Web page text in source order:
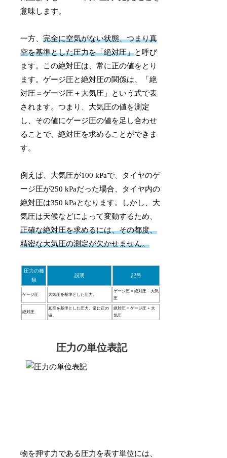
意味します。
一方、完全に空気がない状態、つまり真
空を基準とした圧力を「絶対圧」と呼び
ます。この絶対圧は、常に正の値をとり
ます。ゲージ圧と絶対圧の関係は、「絶
対圧＝ゲージ圧＋大気圧」という式で表
されます。つまり、大気圧の値を測定
し、その値にゲージ圧の値を足し合わせ
ることで、絶対圧を求めることができま
す。
例えば、大気圧が100 kPaで、タイヤのゲ
ージ圧が250 kPaだった場合、タイヤ内の
絶対圧は350 kPaとなります。しかし、大
気圧は天候などによって変動するため、
正確な絶対圧を求めるには、その都度、
精密な大気圧の測定が欠かせません。
圧力の種
類
説明 記号
ゲージ圧 大気圧を基準とした圧力。
ゲージ圧 = 絶対圧 – 大気
圧
絶対圧
真空を基準とした圧力。常に正の
値。
絶対圧 = ゲージ圧 + 大
気圧
圧力の単位表記
物を押す力である圧力を表す単位には、